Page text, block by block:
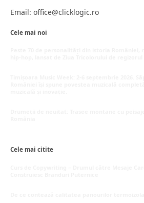
Email: office@clicklogic.ro
Cele mai noi
Cele mai citite